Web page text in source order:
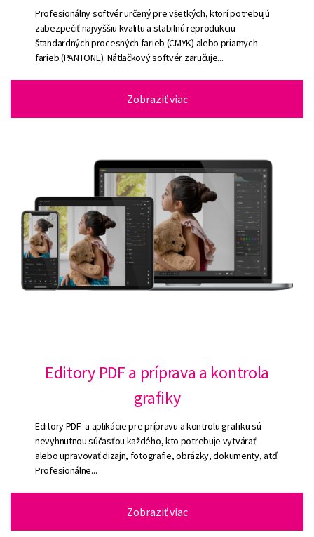
Profesionálny softvér určený pre všetkých, ktorí potrebujú
zabezpečiť najvyššiu kvalitu a stabilnú reprodukciu
štandardných procesných farieb (CMYK) alebo priamych
farieb (PANTONE). Nátlačkový softvér zaručuje...
Zobraziť viac
Editory PDF a príprava a kontrola
grafiky
Editory PDF a aplikácie pre prípravu a kontrolu grafiku sú
nevyhnutnou súčasťou každého, kto potrebuje vytvárať
alebo upravovať dizajn, fotografie, obrázky, dokumenty, atď.
Profesionálne...
Zobraziť viac